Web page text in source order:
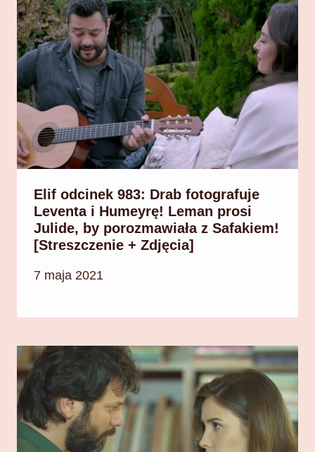
Elif odcinek 983: Drab fotografuje
Leventa i Humeyrę! Leman prosi
Julide, by porozmawiała z Safakiem!
[Streszczenie + Zdjęcia]
7 maja 2021